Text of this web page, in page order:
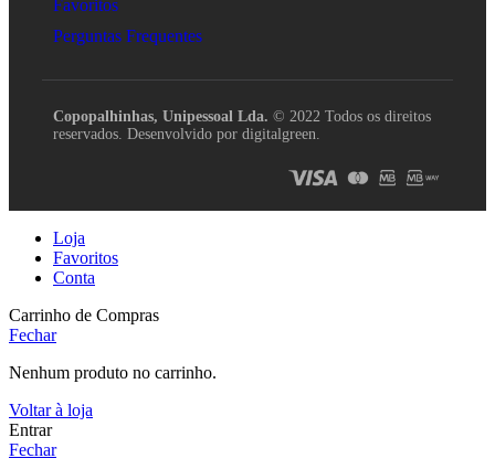
Favoritos
Perguntas Frequentes
Copopalhinhas, Unipessoal Lda. © 2022 Todos os direitos
reservados. Desenvolvido por digitalgreen.
Loja
Favoritos
Conta
Carrinho de Compras
Fechar
Nenhum produto no carrinho.
Voltar à loja
Entrar
Fechar